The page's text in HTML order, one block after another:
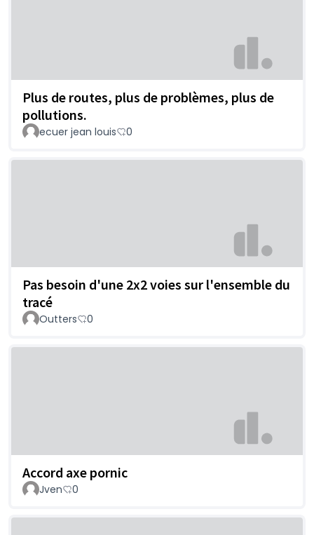
Plus de routes, plus de problèmes, plus de
pollutions.
ecuer jean louis 0
Pas besoin d'une 2x2 voies sur l'ensemble du
tracé
Outters 0
Accord axe pornic
Jven 0